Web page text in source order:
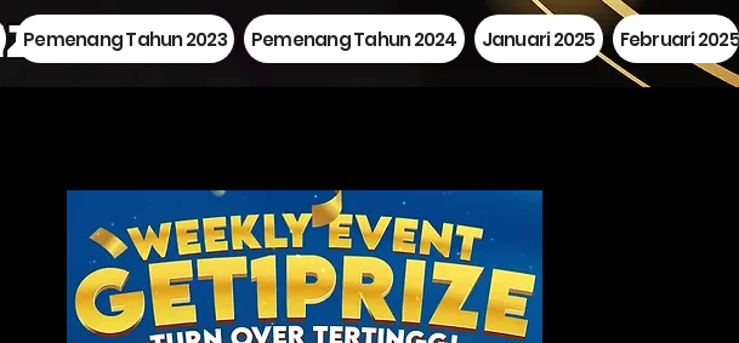
Pemenang Tahun 2023 Pemenang Tahun 2024 Januari 2025 Februari 2025